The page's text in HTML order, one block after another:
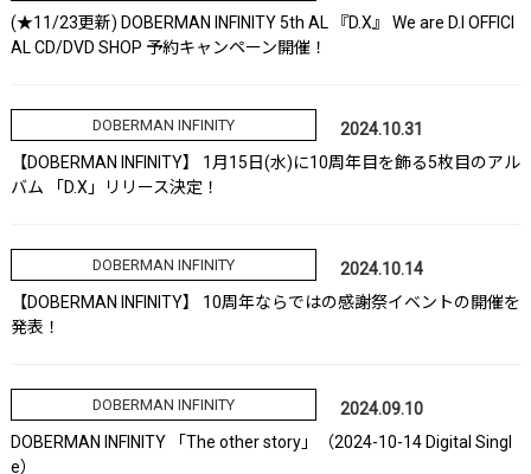
(★11/23更新) DOBERMAN INFINITY 5th AL 『D.X』 We are D.I OFFICI
AL CD/DVD SHOP 予約キャンペーン開催！
DOBERMAN INFINITY
2024.10.31
【DOBERMAN INFINITY】 1月15日(水)に10周年目を飾る5枚目のアル
バム 「D.X」リリース決定！
DOBERMAN INFINITY
2024.10.14
【DOBERMAN INFINITY】 10周年ならではの感謝祭イベントの開催を
発表！
DOBERMAN INFINITY
2024.09.10
DOBERMAN INFINITY 「The other story」（2024-10-14 Digital Singl
e）